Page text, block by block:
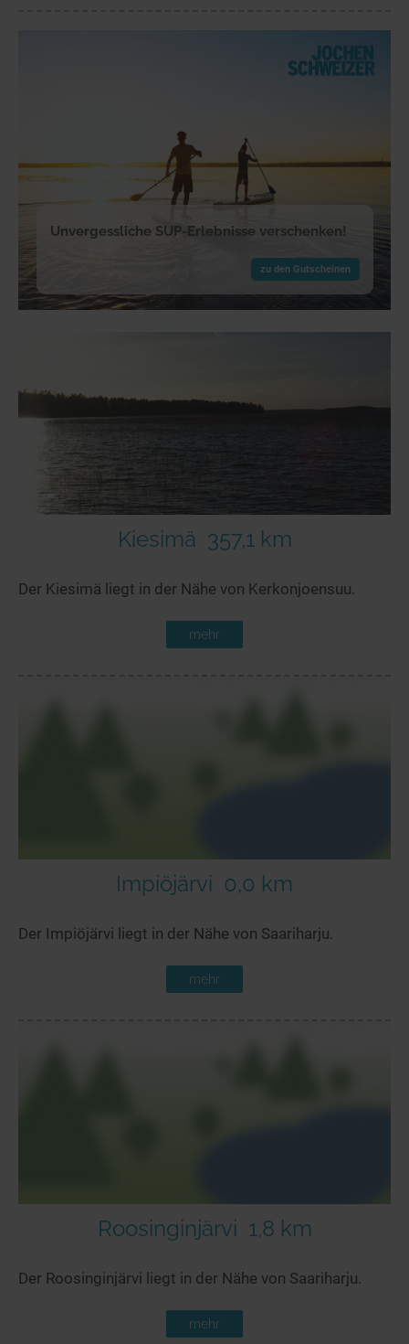
Unvergessliche SUP-Erlebnisse verschenken!
zu den Gutscheinen
Kiesimä 357,1 km
Der Kiesimä liegt in der Nähe von Kerkonjoensuu.
mehr
Impiöjärvi 0,0 km
Der Impiöjärvi liegt in der Nähe von Saariharju.
mehr
Roosinginjärvi 1,8 km
Der Roosinginjärvi liegt in der Nähe von Saariharju.
mehr